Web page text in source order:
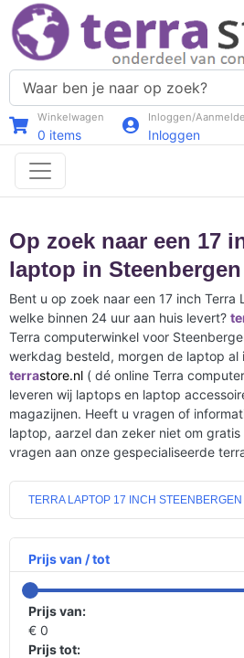
Winkelwagen
0 items
Inloggen/
Inloggen
Op zoek naar een 17
laptop in
Bent u op zoek naar een 17 inch Terra
welke binnen 24 uur aan huis levert?
Terra computerwinkel voor
werkdag besteld, morgen de laptop al
terrastore.nl ( dé online Terra
leveren wij laptops en laptop
magazijnen. Heeft u vragen of
laptop, aarzel dan zeker niet om
vragen aan onze gespecialiseerde
TERRA LAPTOP 17 INCH STEENBERGEN
Prijs van / tot
Prijs van:
€ 0
Prijs tot: